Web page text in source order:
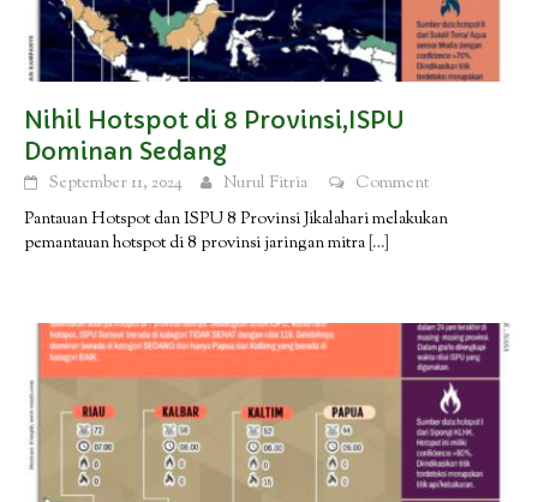
Nihil Hotspot di 8 Provinsi,ISPU
Dominan Sedang
September 11, 2024 Nurul Fitria
Comment
Pantauan Hotspot dan ISPU 8 Provinsi Jikalahari melakukan
pemantauan hotspot di 8 provinsi jaringan mitra […]